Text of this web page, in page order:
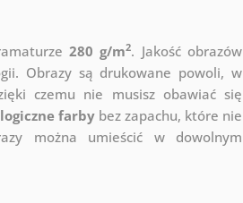
280 g/m2. Jakość obrazów
Obrazy są drukowane powoli, w
czemu nie musisz obawiać się
farbybez zapachu, które nie
można umieścić w dowolnym